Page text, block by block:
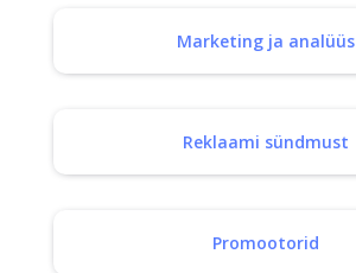
Marketing ja analüüs
Reklaami sündmust
Promootorid